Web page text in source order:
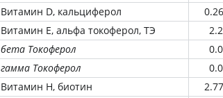
Витамин D, кальциферол
Витамин Е, альфа токоферол, ТЭ
бета Токоферол
гамма Токоферол
Витамин Н, биотин